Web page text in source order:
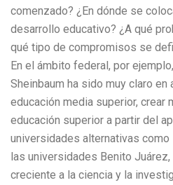
comenzado? ¿En dónde se
desarrollo educativo? ¿A qué
qué tipo de compromisos se
En el ámbito federal, por
Sheinbaum ha sido muy claro
educación media superior, crear
educación superior a partir del
universidades alternativas
las universidades Benito
creciente a la ciencia y la